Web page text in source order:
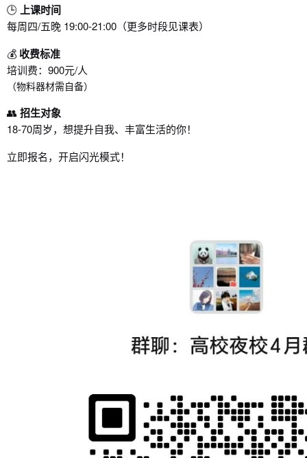
🕒上课时间
每周四/五晚 19:00-21:00（更多时段见课表）
💰 收费标准
培训费：900元/人
（物料器材需自备）
👥 招生对象
18-70周岁，想提升自我、丰富生活的你！
立即报名，开启闪光模式！